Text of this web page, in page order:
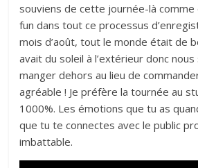
souviens de cette journée-là comme
fun dans tout ce processus
mois d’août, tout le monde était de
avait du soleil à l’extérieur donc
manger dehors au lieu de
agréable ! Je préfère la tournée au
1000%. Les émotions que tu as
que tu te connectes avec le public
imbattable.